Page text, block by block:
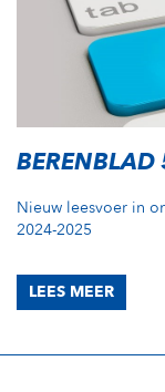
Nieuw leesvoer in
2024-2025
LEES MEER